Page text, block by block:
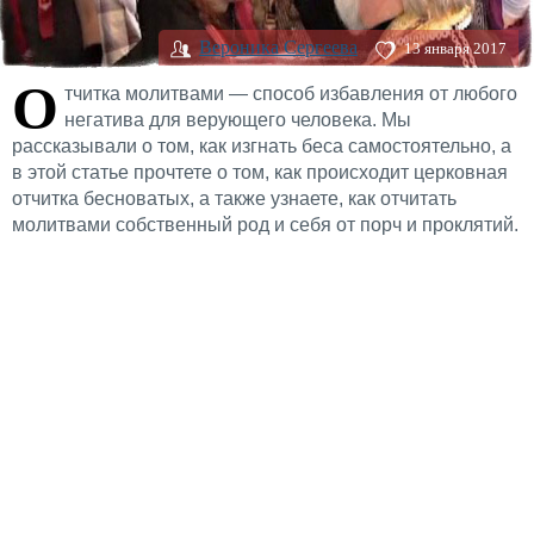
Вероника Сергеева 13 января 2017
О тчитка молитвами — способ избавления от любого
негатива для верующего человека. Мы
рассказывали о том, как изгнать беса самостоятельно, а
в этой статье прочтете о том, как происходит церковная
отчитка бесноватых, а также узнаете, как отчитать
молитвами собственный род и себя от порч и проклятий.